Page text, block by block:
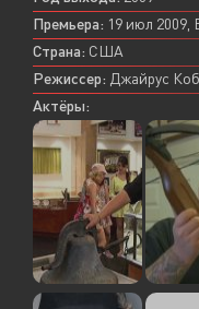
Премьера: 19 июл 2009,
Страна: США
Режиссер: Джайрус
Актёры: